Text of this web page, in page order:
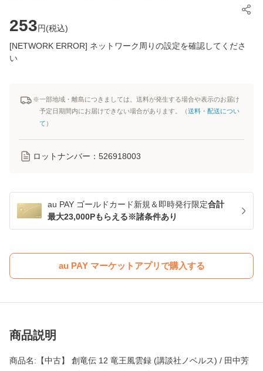
253円(税込)
[NETWORK ERROR] ネットワーク周りの設定を確認してくださ
い
※一部地域・離島につきましては、送料が発生する場合や表示のお届け
予定日期間内にお届けできない場合があります。（送料・配送につい
て ）
ロットナンバー： 526918003
au PAY ゴールドカード新規＆即時発行限定合計
最大23,000Pもらえる※諸条件あり
au PAY マーケットアプリで購入する
商品説明
商品名:【中古】 創竜伝 12 竜王風雲録 (講談社ノベルス) / 田中芳